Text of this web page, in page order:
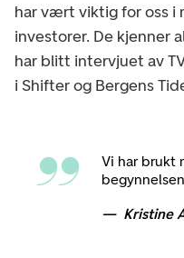
har vært viktig for oss i
investorer. De kjenner
har blitt intervjuet av
i Shifter og Bergens
Vi har brukt
begynnelsen
Kristine